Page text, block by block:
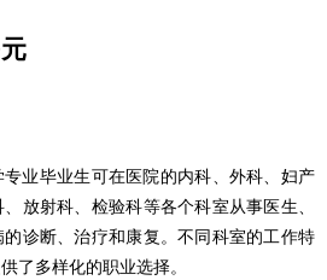
毕业生可在医院的内科、外科、妇产
放射科、检验科等各个科室从事医生、
诊断、治疗和康复。不同科室的工作特
了多样化的职业选择。